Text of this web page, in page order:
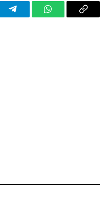
TelegramWhatsAppCopy